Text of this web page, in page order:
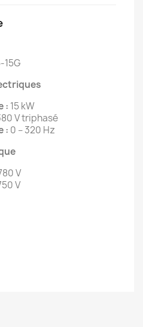
15G
: 15 kW
V triphasé
: 0 – 320 Hz
V
V